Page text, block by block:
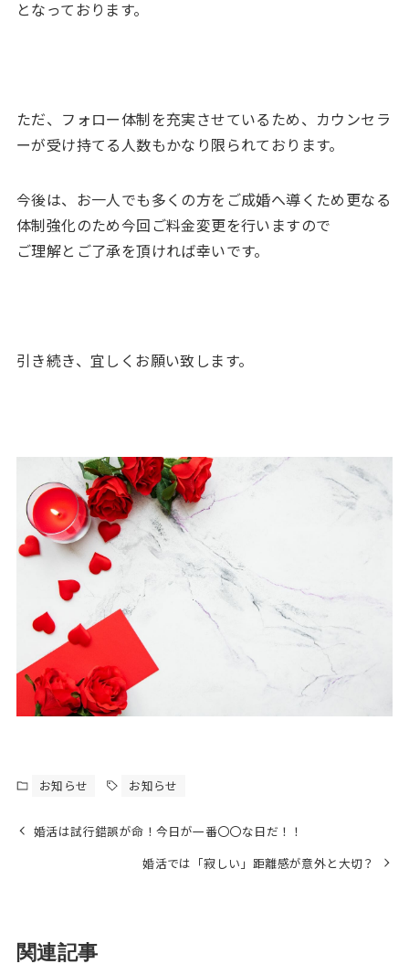
となっております。
ただ、フォロー体制を充実させているため、カウンセラ
ーが受け持てる人数もかなり限られております。
今後は、お一人でも多くの方をご成婚へ導くため更なる
体制強化のため今回ご料金変更を行いますので
ご理解とご了承を頂ければ幸いです。
引き続き、宜しくお願い致します。
お知らせ お知らせ
婚活は試行錯誤が命！今日が一番〇〇な日だ！！
婚活では「寂しい」距離感が意外と大切？
関連記事